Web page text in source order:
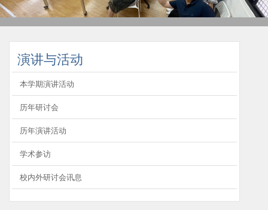
演讲与活动
本学期演讲活动
历年研讨会
历年演讲活动
学术参访
校内外研讨会讯息